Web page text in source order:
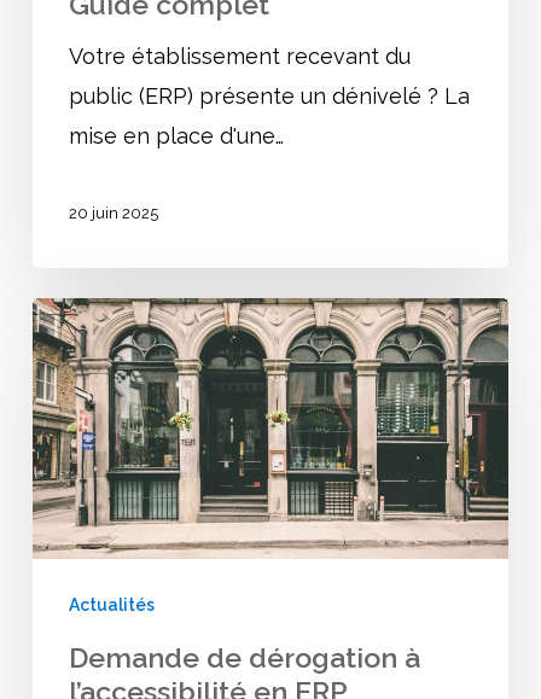
Votre établissement recevant du
public (ERP) présente un dénivelé ? La
mise en place d'une…
20 juin 2025
Demande
de
dérogation
à
l’accessibilité
en
ERP
Actualités
Demande de dérogation à
l’accessibilité en ERP